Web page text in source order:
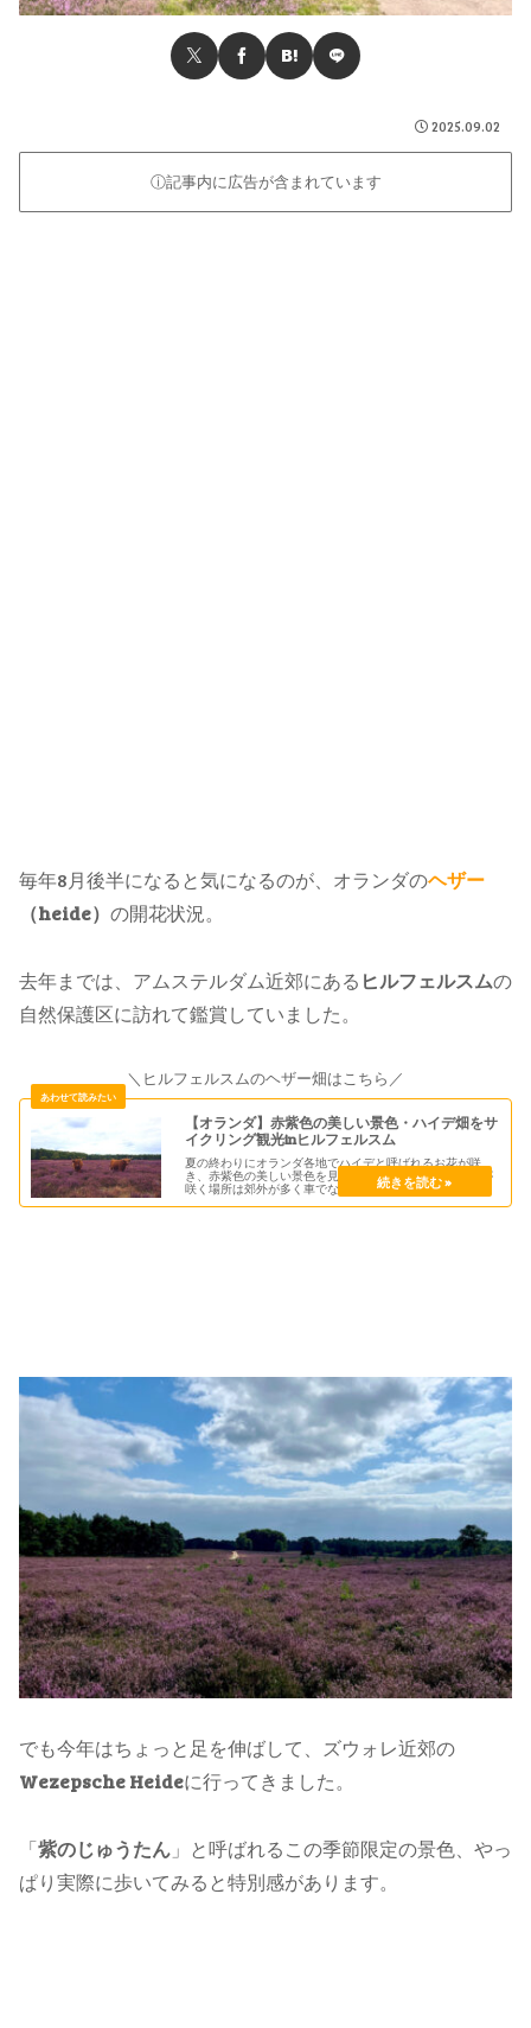
2025.09.02
ⓘ記事内に広告が含まれています
毎年8月後半になると気になるのが、オランダのヘザー
（heide） の開花状況。
去年までは、アムステルダム近郊にある ヒルフェルスムの
自然保護区に訪れて鑑賞していました。
＼ヒルフェルスムのヘザー畑はこちら／
【オランダ】赤紫色の美しい景色・ハイデ畑をサ
イクリング観光inヒルフェルスム
夏の終わりにオランダ各地でハイデと呼ばれるお花が咲
き、赤紫色の美しい景色を見ることができます。ハイデが
咲く場所は郊外が多く車でなければ訪れにくいのですが、
アムステルダム近郊のヒルフェルスムではレンタル自転車
でも今年はちょっと足を伸ばして、ズウォレ近郊の
Wezepsche Heideに行ってきました。
「紫のじゅうたん 」と呼ばれるこの季節限定の景色、やっ
ぱり実際に歩いてみると特別感があります。